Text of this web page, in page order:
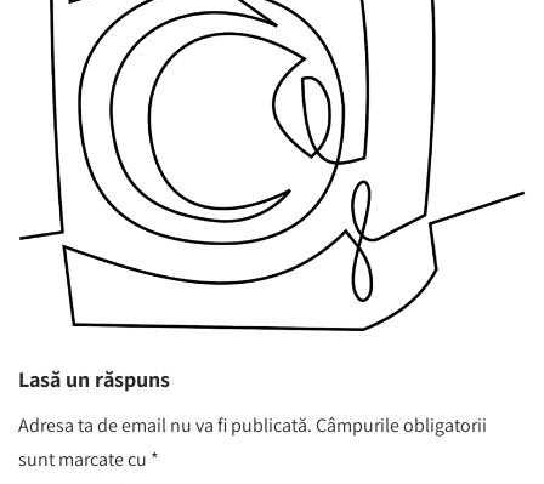
Lasă un răspuns
Adresa ta de email nu va fi publicată.Câmpurile obligatorii
sunt marcate cu *